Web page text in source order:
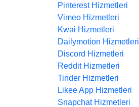
Pinterest Hizmetleri
Vimeo Hizmetleri
Kwai Hizmetleri
Dailymotion Hizmetleri
Discord Hizmetleri
Reddit Hizmetleri
Tinder Hizmetleri
Likee App Hizmetleri
Snapchat Hizmetleri